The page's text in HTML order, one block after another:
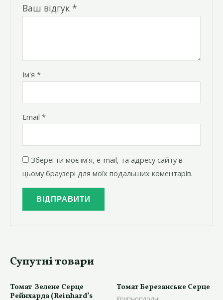
Ваш відгук*
Ім'я*
Email*
Зберегти моє ім'я, e-mail, та адресу сайту в
цьому браузері для моїх подальших коментарів.
Супутні товари
Томат Зелене Серце
Рейнхарда (Reinhard’s
Томат Березанське Серце